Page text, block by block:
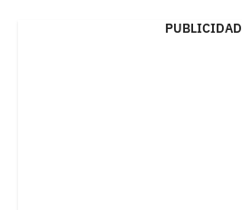
PUBLICIDAD